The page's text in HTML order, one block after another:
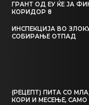
ГРАНТ ОД ЕУ ЌЕ ЈА
КОРИДОР 8
ИНСПЕКЦИЈА ВО
СОБИРАЊЕ ОТПАД
(РЕЦЕПТ) ПИТА СО
КОРИ И МЕСЕЊЕ,